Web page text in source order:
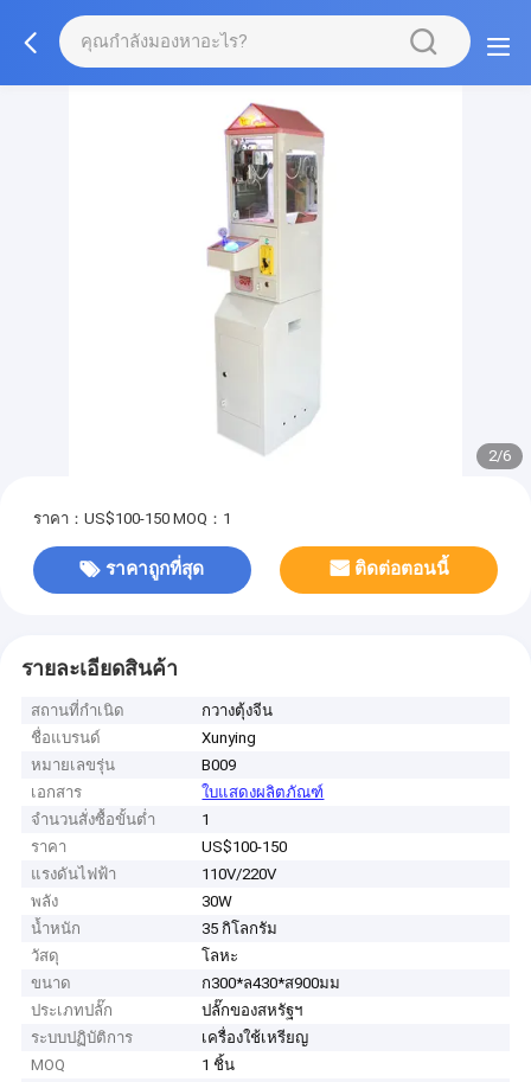
2/6
ราคา：US$100-150 MOQ：1
ราคาถูกที่สุด ติดต่อตอนนี้
รายละเอียดสินค้า
สถานที่กำเนิด
กวางตุ้งจีน
ชื่อแบรนด์
Xunying
หมายเลขรุ่น
B009
เอกสาร
ใบแสดงผลิตภัณฑ์
จำนวนสั่งซื้อขั้นต่ำ
1
ราคา
US$100-150
แรงดันไฟฟ้า
110V/220V
พลัง
30W
น้ำหนัก
35 กิโลกรัม
วัสดุ
โลหะ
ขนาด
ก300*ล430*ส900มม
ประเภทปลั๊ก
ปลั๊กของสหรัฐฯ
ระบบปฏิบัติการ
เครื่องใช้เหรียญ
MOQ
1 ชิ้น